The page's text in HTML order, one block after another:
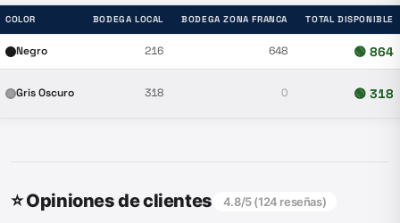
COLOR BODEGA LOCAL BODEGA ZONA FRANCA TOTAL DISPONIBLE
Negro 216 648 🟢 864
Gris Oscuro 318 0 🟢 318
⭐ Opiniones de clientes 4.8/5 (124 reseñas)